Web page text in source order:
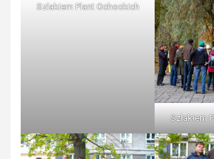
Szlakiem Plant Ochockich
Szlakiem